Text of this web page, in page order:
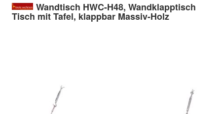
Wandtisch HWC-H48, Wandklapptisch
Tisch mit Tafel, klappbar Massiv-Holz